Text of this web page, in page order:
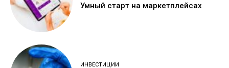
Умный старт на маркетплейсах
ИНВЕСТИЦИИ